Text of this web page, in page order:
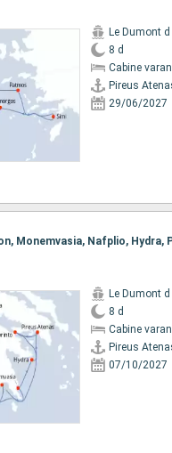
Le Dumont
8 d
Cabine
Pireus
29/06/2027
Le Dumont
8 d
Cabine
Pireus
07/10/2027